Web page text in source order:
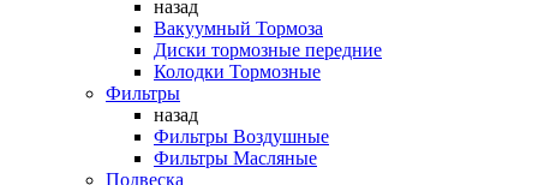
назад
Вакуумный Тормоза
Диски тормозные передние
Колодки Тормозные
Фильтры
назад
Фильтры Воздушные
Фильтры Масляные
Подвеска